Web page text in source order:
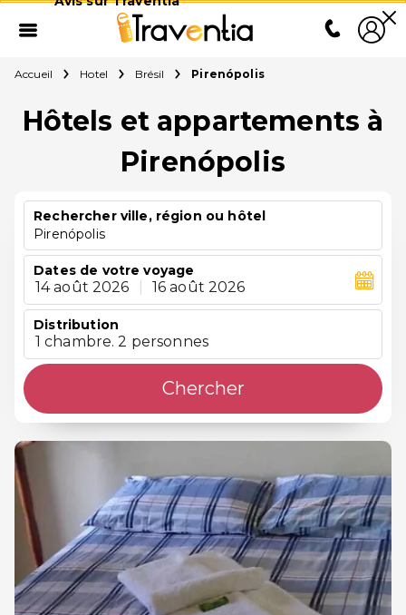
Accueil Hotel Brésil Pirenópolis
Hôtels et appartements à
Pirenópolis
Rechercher ville, région ou hôtel
Pirenópolis
Dates de votre voyage
14 août 2026 16 août 2026
Distribution
1 chambre. 2 personnes
Chercher